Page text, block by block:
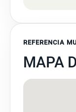
REFERENCIA
MAPA